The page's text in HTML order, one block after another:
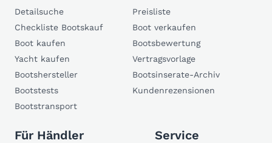
Detailsuche
Checkliste Bootskauf
Boot kaufen
Yacht kaufen
Bootshersteller
Bootstests
Bootstransport
Preisliste
Boot verkaufen
Bootsbewertung
Vertragsvorlage
Bootsinserate-Archiv
Kundenrezensionen
Für Händler Service